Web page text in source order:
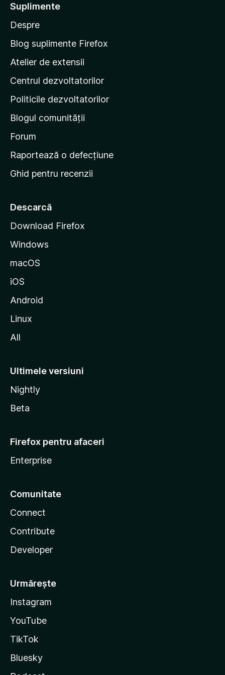
p
e
a
g
i
a
d
e
t
r
M
o
l
l
Suplimente
Despre
Blog suplimente Firefox
Atelier de extensii
Centrul dezvoltatorilor
Politicile dezvoltatorilor
Blogul comunității
Forum
Raportează o defecțiune
Ghid pentru recenzii
Descarcă
Download Firefox
Windows
macOS
iOS
Android
Linux
All
Ultimele versiuni
Nightly
Beta
Firefox pentru afaceri
Enterprise
Comunitate
Connect
Contribute
Developer
Urmărește
Instagram
YouTube
TikTok
Bluesky